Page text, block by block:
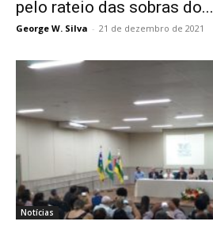
pelo rateio das sobras do...
George W. Silva - 21 de dezembro de 2021
Notícias